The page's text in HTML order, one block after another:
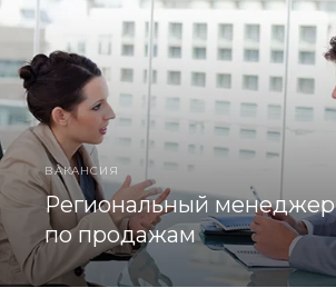
ВАКАНСИЯ
Региональный менеджер
по продажам